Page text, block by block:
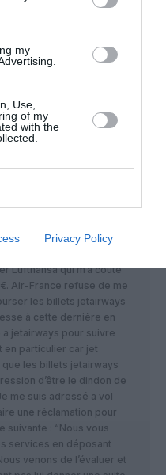
my
Use,
of my
with the
Privacy Policy
des fraudes sont
ariennes, en ordre de
a fait faillite quelques
et jet Airways
Lufthansa qui m’a coûté
Air-France refuse de me
les billets jetairways
à cette dernière en
jetairways pour suivre
en particulier car jet
que les billets jetairways
d’être le dindon de
me suis adressé a vol
une réclamation pour
suivante : “Nous vous
services en déposant
venons de l’évaluer et